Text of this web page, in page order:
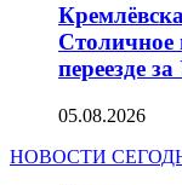
Столичное
переезде
05.08.2026
НОВОСТИ